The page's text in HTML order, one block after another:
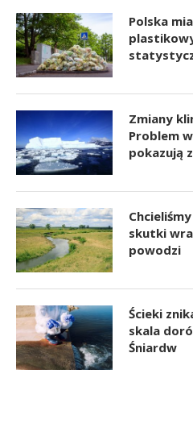
Polska
Zmiany
Problem
pokazują
skutki
powodzi
Ścieki
skala
Śniardw